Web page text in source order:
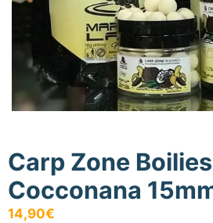
Carp Zone Boilies
Cocconana
14,90€